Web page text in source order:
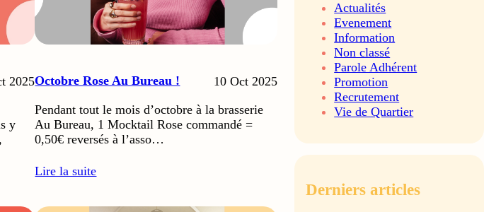
2025
y
Octobre Rose Au Bureau !
10 Oct 2025
Pendant tout le mois d’octobre à la brasserie
Au Bureau, 1 Mocktail Rose commandé =
0,50€ reversés à l’asso…
Lire la suite
Actualités
Evenement
Information
Non classé
Parole Adhérent
Promotion
Recrutement
Vie de Quartier
Derniers articles